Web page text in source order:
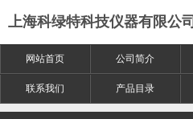
上海科绿特科技仪器有限公司
网站首页 公司简介
联系我们 产品目录